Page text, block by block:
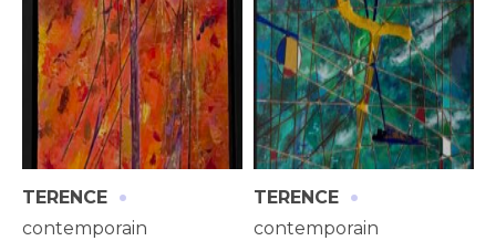
TERENCE ·
contemporain
TERENCE ·
contemporain